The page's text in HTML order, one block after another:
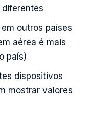
outros países
aérea é mais
país)
dispositivos
mostrar valores